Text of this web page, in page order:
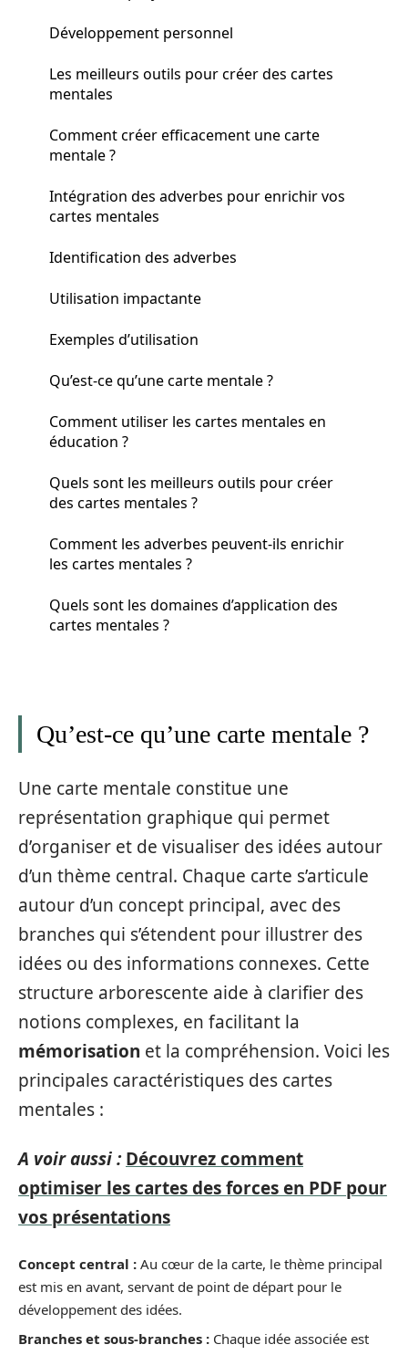
Développement personnel
Les meilleurs outils pour créer des cartes
mentales
Comment créer efficacement une carte
mentale ?
Intégration des adverbes pour enrichir vos
cartes mentales
Identification des adverbes
Utilisation impactante
Exemples d’utilisation
Qu’est-ce qu’une carte mentale ?
Comment utiliser les cartes mentales en
éducation ?
Quels sont les meilleurs outils pour créer
des cartes mentales ?
Comment les adverbes peuvent-ils enrichir
les cartes mentales ?
Quels sont les domaines d’application des
cartes mentales ?
Qu’est-ce qu’une carte mentale ?
Une carte mentale constitue une
représentation graphique qui permet
d’organiser et de visualiser des idées autour
d’un thème central. Chaque carte s’articule
autour d’un concept principal, avec des
branches qui s’étendent pour illustrer des
idées ou des informations connexes. Cette
structure arborescente aide à clarifier des
notions complexes, en facilitant la
mémorisation et la compréhension. Voici les
principales caractéristiques des cartes
mentales :
A voir aussi : Découvrez comment
optimiser les cartes des forces en PDF pour
vos présentations
Concept central : Au cœur de la carte, le thème principal
est mis en avant, servant de point de départ pour le
développement des idées.
Branches et sous-branches : Chaque idée associée est